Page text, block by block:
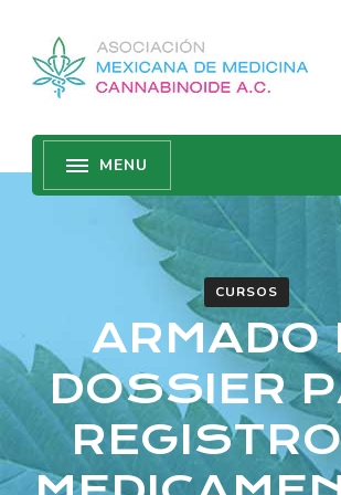
CURSOS
ARMADO
DOSSIER